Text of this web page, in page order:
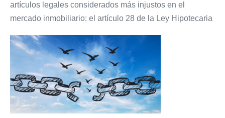
artículos legales considerados más injustos en el
mercado inmobiliario: el artículo 28 de la Ley Hipotecaria